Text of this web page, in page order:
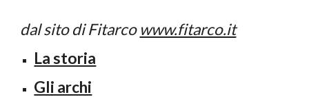
dal sito di Fitarco www.fitarco.it
La storia
Gli archi